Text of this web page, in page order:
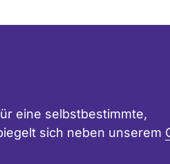
eine selbstbestimmte,
sich neben unserem